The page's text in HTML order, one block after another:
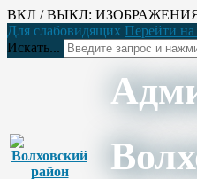
ВКЛ / ВЫКЛ:
Для слабовидящих Перейти на
Искать...